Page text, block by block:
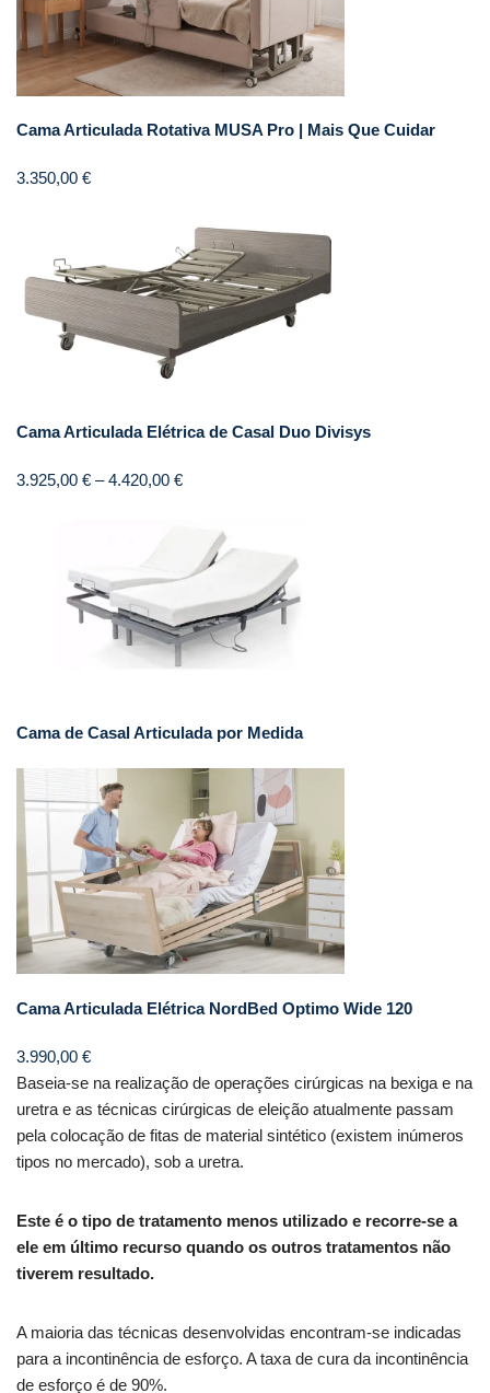
Cama Articulada Rotativa MUSA Pro | Mais Que Cuidar
3.350,00 €
Cama Articulada Elétrica de Casal Duo Divisys
3.925,00 € – 4.420,00 €
Cama de Casal Articulada por Medida
Cama Articulada Elétrica NordBed Optimo Wide 120
3.990,00 €
Baseia-se na realização de operações cirúrgicas na bexiga e na
uretra e as técnicas cirúrgicas de eleição atualmente passam
pela colocação de fitas de material sintético (existem inúmeros
tipos no mercado), sob a uretra.
Este é o tipo de tratamento menos utilizado e recorre-se a
ele em último recurso quando os outros tratamentos não
tiverem resultado.
A maioria das técnicas desenvolvidas encontram-se indicadas
para a incontinência de esforço. A taxa de cura da incontinência
de esforço é de 90%.